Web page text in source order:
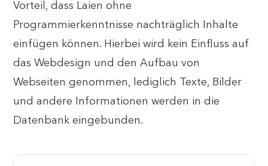
Vorteil, dass Laien ohne
Programmierkenntnisse nachträglich Inhalte
einfügen können. Hierbei wird kein Einfluss auf
das Webdesign und den Aufbau von
Webseiten genommen, lediglich Texte, Bilder
und andere Informationen werden in die
Datenbank eingebunden.